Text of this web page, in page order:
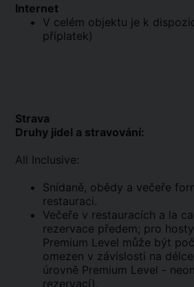
Internet
V celém objektu je k
příplatek)
Strava
Druhy jídel a stravování:
All Inclusive:
Snídaně, obědy a večeře
restauraci.
Večeře v restauracích a la
rezervace předem; pro
Premium Level může být
omezen v závislosti na
úrovně Premium Level -
rezervací).